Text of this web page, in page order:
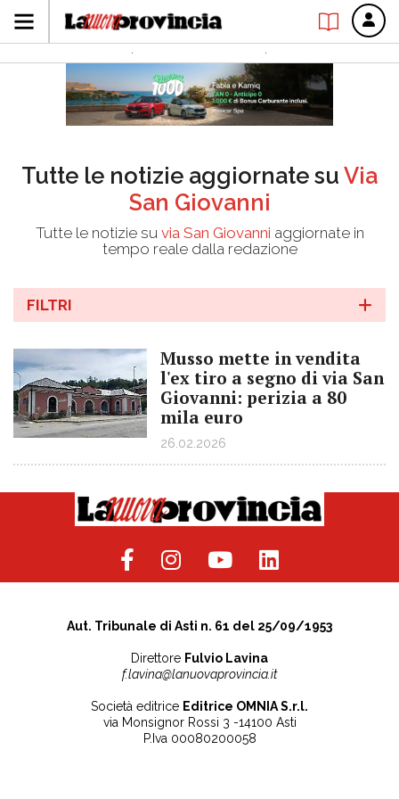
Tutte le notizie aggiornate su Via
San Giovanni
Tutte le notizie su via San Giovanni aggiornate in
tempo reale dalla redazione
FILTRI
Musso mette in vendita
l'ex tiro a segno di via San
Giovanni: perizia a 80
mila euro
26.02.2026
Aut. Tribunale di Asti n. 61 del 25/09/1953
Direttore Fulvio Lavina
f.lavina@lanuovaprovincia.it
Società editrice Editrice OMNIA S.r.l.
via Monsignor Rossi 3 -14100 Asti
P.Iva 00080200058